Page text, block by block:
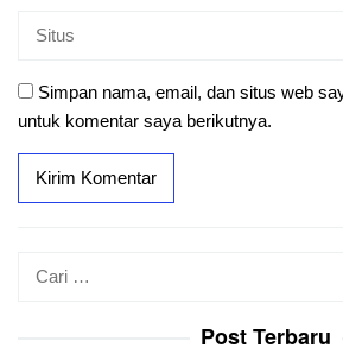
Simpan nama, email, dan situs web
untuk komentar saya berikutnya.
Post Terbaru